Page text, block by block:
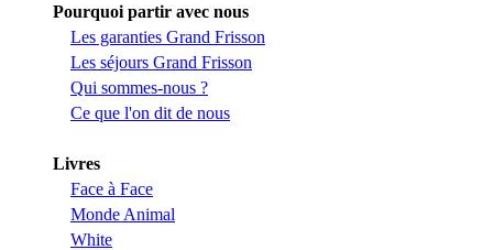
Pourquoi partir avec nous
Les garanties Grand Frisson
Les séjours Grand Frisson
Qui sommes-nous ?
Ce que l'on dit de nous
Livres
Face à Face
Monde Animal
White